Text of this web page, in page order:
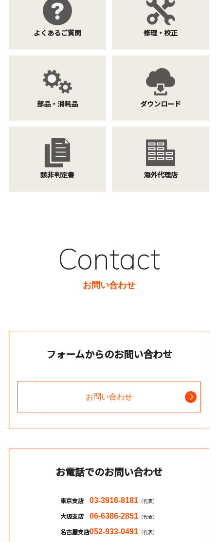
よくあるご質問 修理・校正
部品・消耗品 ダウンロード
該非判定書 海外代理店
Contact
お問い合わせ
フォームからのお問い合わせ
お問い合わせ
お電話でのお問い合わせ
東京支店 03-3916-8181 （代表）
大阪支店 06-6386-2851 （代表）
名古屋支店052-933-0491 （代表）